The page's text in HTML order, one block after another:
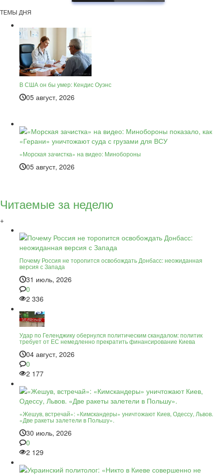
ТЕМЫ ДНЯ
В США он бы умер: Кендис Оуэнс
05 август, 2026
«Морская зачистка» на видео: Минобороны
05 август, 2026
Читаемые за неделю
+
Почему Россия не торопится освобождать Донбасс: неожиданная
версия с Запада
31 июль, 2026
0
2 336
Удар по Геленджику обернулся политическим скандалом: политик
требует от ЕС немедленно прекратить финансирование Киева
04 август, 2026
0
2 177
«Жешув, встречай»: «Кимскандеры» уничтожают Киев, Одессу, Львов.
«Две ракеты залетели в Польшу».
30 июль, 2026
0
2 129